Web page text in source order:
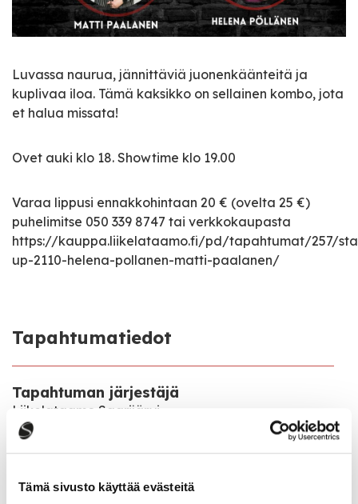
Tämä sivusto käyttää evästeitä
Luvassa naurua, jännittäviä juonenkäänteitä ja
kuplivaa iloa. Tämä kaksikko on sellainen kombo, jota
et halua missata!
Ovet auki klo 18. Showtime klo 19.00
Varaa lippusi ennakkohintaan 20 € (ovelta 25 €)
puhelimitse 050 339 8747 tai verkkokaupasta
https://kauppa.liikelataamo.fi/pd/tapahtumat/257/
up-2110-helena-pollanen-matti-paalanen/
Tapahtumatiedot
Tapahtuman järjestäjä
Liikelataamo Saarijärvi
Tapahtumapaikka